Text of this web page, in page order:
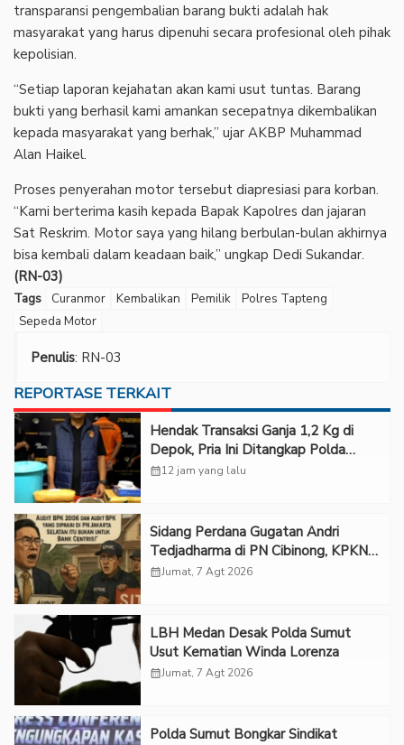
transparansi pengembalian barang bukti adalah hak
masyarakat yang harus dipenuhi secara profesional oleh pihak
kepolisian.
“Setiap laporan kejahatan akan kami usut tuntas. Barang
bukti yang berhasil kami amankan secepatnya dikembalikan
kepada masyarakat yang berhak,” ujar AKBP Muhammad
Alan Haikel.
Proses penyerahan motor tersebut diapresiasi para korban.
“Kami berterima kasih kepada Bapak Kapolres dan jajaran
Sat Reskrim. Motor saya yang hilang berbulan-bulan akhirnya
bisa kembali dalam keadaan baik,” ungkap Dedi Sukandar.
(RN-03)
Tags Curanmor Kembalikan Pemilik
Polres Tapteng
Sepeda Motor
Penulis: RN-03
REPORTASE TERKAIT
Hendak Transaksi Ganja 1,2 Kg di
Depok, Pria Ini Ditangkap Polda
Metro Jaya
calendar_month12 jam yang lalu
Sidang Perdana Gugatan Andri
Tedjadharma di PN Cibinong, KPKNL
dan PUPN Mangkir
calendar_monthJumat, 7 Agt 2026
LBH Medan Desak Polda Sumut
Usut Kematian Winda Lorenza
calendar_monthJumat, 7 Agt 2026
Polda Sumut Bongkar Sindikat